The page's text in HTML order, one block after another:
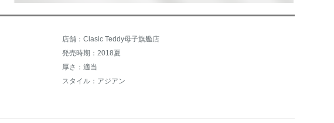
店舗：Clasic Teddy母子旗艦店
発売時期：2018夏
厚さ：適当
スタイル：アジアン